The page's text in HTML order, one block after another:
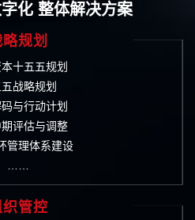
化 整体解决方案
略规划
十五五规划
战略规划
与行动计划
评估与调整
管理体系建设
……
织管控